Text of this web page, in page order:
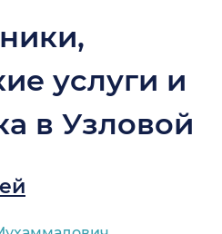
услуги и
в Узловой